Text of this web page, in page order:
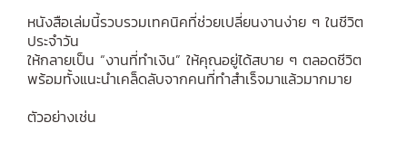
หนังสือเล่มนี้รวบรวมเทคนิคที่ช่วยเปลี่ยนงานง่าย ๆ ในชีวิต
ประจำวัน
ให้กลายเป็น “งานที่ทำเงิน” ให้คุณอยู่ได้สบาย ๆ ตลอดชีวิต
พร้อมทั้งแนะนำเคล็ดลับจากคนที่ทำสำเร็จมาแล้วมากมาย
ตัวอย่างเช่น